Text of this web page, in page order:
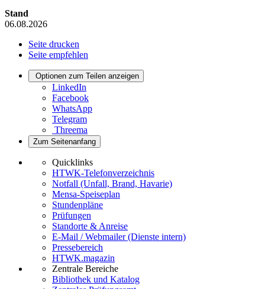
Stand
06.08.2026
Seite drucken
Seite empfehlen
Optionen zum Teilen anzeigen
LinkedIn
Facebook
WhatsApp
Telegram
Threema
Zum Seitenanfang
Quicklinks
HTWK-Telefonverzeichnis
Notfall (Unfall, Brand, Havarie)
Mensa-Speiseplan
Stundenpläne
Prüfungen
Standorte & Anreise
E-Mail / Webmailer (Dienste intern)
Pressebereich
HTWK.magazin
Zentrale Bereiche
Bibliothek und Katalog